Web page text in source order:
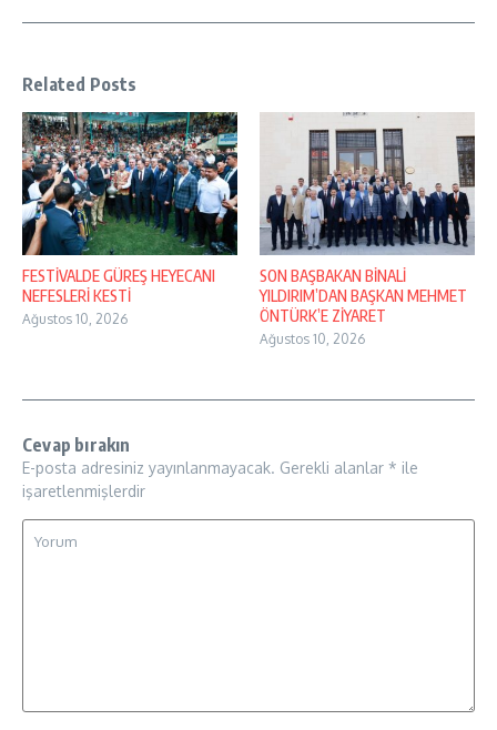
Related Posts
FESTİVALDE GÜREŞ HEYECANI
NEFESLERİ KESTİ
Ağustos 10, 2026
SON BAŞBAKAN BİNALİ
YILDIRIM’DAN BAŞKAN MEHMET
ÖNTÜRK’E ZİYARET
Ağustos 10, 2026
Cevap bırakın
E-posta adresiniz yayınlanmayacak. Gerekli alanlar * ile
işaretlenmişlerdir